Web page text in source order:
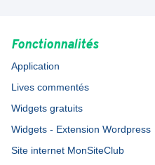
Fonctionnalités
Application
Lives commentés
Widgets gratuits
Widgets - Extension Wordpress
Site internet MonSiteClub